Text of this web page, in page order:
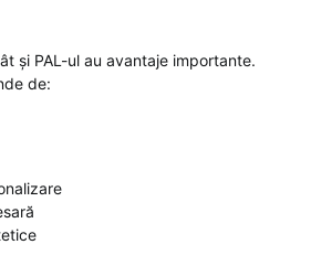
și PAL-ul au avantaje importante.
de: